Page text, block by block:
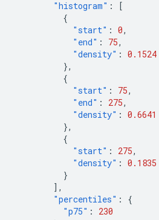
"histogram" :
[
{
"start" : 0,
"end" : 75,
"density" : 0.1524
},
{
"start" : 75,
"end" : 275,
"density" : 0.6641
},
{
"start" : 275,
"density" : 0.1835
}
],
"percentiles" :
{
"p75" :
230